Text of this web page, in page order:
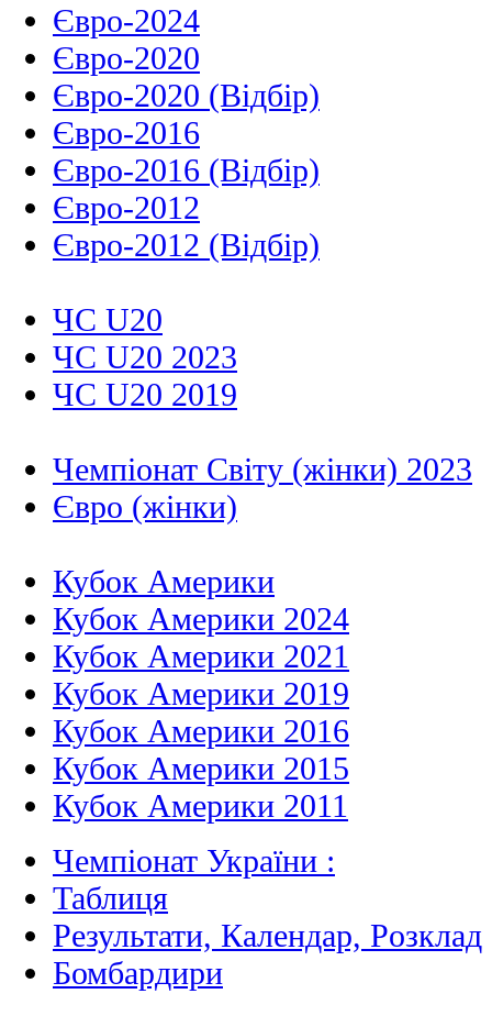
Євро-2024
Євро-2020
Євро-2020 (Відбір)
Євро-2016
Євро-2016 (Відбір)
Євро-2012
Євро-2012 (Відбір)
ЧС U20
ЧС U20 2023
ЧС U20 2019
Чемпіонат Світу (жінки) 2023
Євро (жінки)
Кубок Америки
Кубок Америки 2024
Кубок Америки 2021
Кубок Америки 2019
Кубок Америки 2016
Кубок Америки 2015
Кубок Америки 2011
Чемпіонат України :
Таблиця
Результати, Календар, Poзклад
Бомбардири